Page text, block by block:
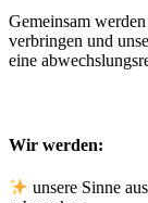
Gemeinsam
verbringen und
eine
Wir werden:
unsere Sinne